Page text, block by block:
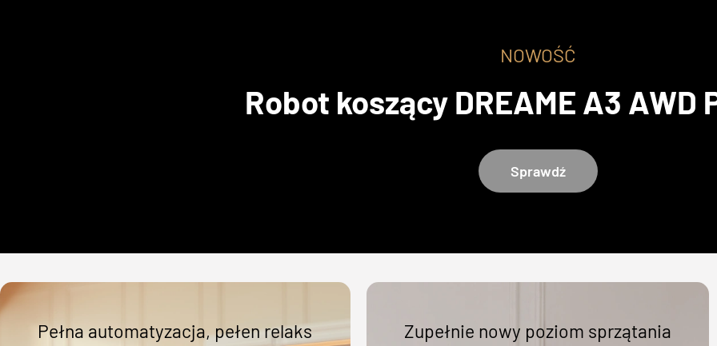
Sprawdź
Robot koszący DREAME A3 AWD
NOWOŚĆ
Pełna automatyzacja, pełen relaks Zupełnie nowy poziom sprzątania